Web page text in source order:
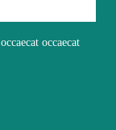
occaecat